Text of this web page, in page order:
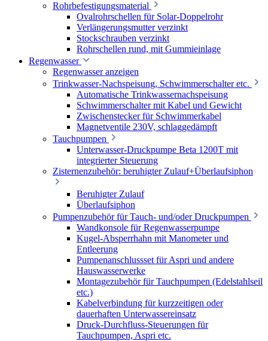
Rohrbefestigungsmaterial
Ovalrohrschellen für Solar-Doppelrohr
Verlängerungsmutter verzinkt
Stockschrauben verzinkt
Rohrschellen rund, mit Gummieinlage
Regenwasser
Regenwasser anzeigen
Trinkwasser-Nachspeisung, Schwimmerschalter etc.
Automatische Trinkwassernachspeisung
Schwimmerschalter mit Kabel und Gewicht
Zwischenstecker für Schwimmerkabel
Magnetventile 230V, schlaggedämpft
Tauchpumpen
Unterwasser-Druckpumpe Beta 1200T mit
integrierter Steuerung
Zisternenzubehör: beruhigter Zulauf+Überlaufsiphon
Beruhigter Zulauf
Überlaufsiphon
Pumpenzubehör für Tauch- und/oder Druckpumpen
Wandkonsole für Regenwasserpumpe
Kugel-Absperrhahn mit Manometer und
Entleerung
Pumpenanschlussset für Aspri und andere
Hauswasserwerke
Montagezubehör für Tauchpumpen (Edelstahlseil
etc.)
Kabelverbindung für kurzzeitigen oder
dauerhaften Unterwassereinsatz
Druck-Durchfluss-Steuerungen für
Tauchpumpen, Aspri etc.